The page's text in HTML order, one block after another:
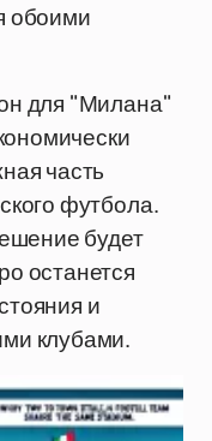
обоими
для "Милана"
часть
футбола.
будет
останется
и
клубами.